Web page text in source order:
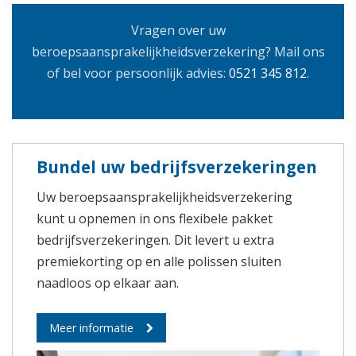
Vragen over uw
beroepsaansprakelijkheidsverzekering? Mail ons
of bel voor persoonlijk advies: 0521 345 812.
Bundel uw bedrijfsverzekeringen
Uw beroepsaansprakelijkheidsverzekering
kunt u opnemen in ons flexibele pakket
bedrijfsverzekeringen. Dit levert u extra
premiekorting op en alle polissen sluiten
naadloos op elkaar aan.
Meer informatie